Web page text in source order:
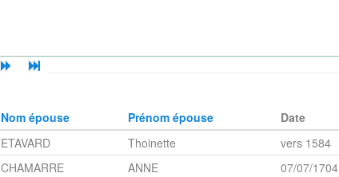
Nom épouse Prénom épouse Date
ETAVARD Thoinette vers 1584
CHAMARRE ANNE 07/07/1704